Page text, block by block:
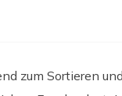
zum Sortieren